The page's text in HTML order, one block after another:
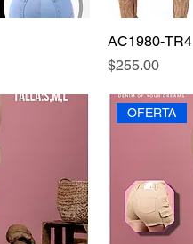
AC1980-TR4
Precio
$255.00
OFERTA